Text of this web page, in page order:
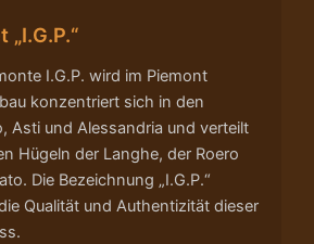
I.G.P. wird im Piemont
konzentriert sich in den
Asti und Alessandria und verteilt
Hügeln der Langhe, der Roero
Die Bezeichnung „I.G.P.“
Qualität und Authentizität dieser